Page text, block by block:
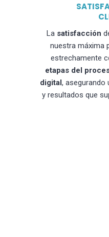
La satisfacción
nuestra máxima
estrechamente
etapas del
digital, asegurando
y resultados que